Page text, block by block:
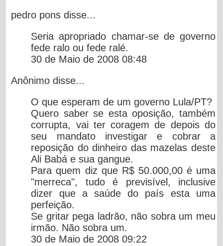
pedro pons disse...
Seria apropriado chamar-se de governo
fede ralo ou fede ralé.
30 de Maio de 2008 08:48
Anônimo disse...
O que esperam de um governo Lula/PT?
Quero saber se esta oposição, também
corrupta, vai ter coragem de depois do
seu mandato investigar e cobrar a
reposição do dinheiro das mazelas deste
Ali Babá e sua gangue.
Para quem diz que R$ 50.000,00 é uma
"merreca", tudo é previsível, inclusive
dizer que a saúde do país esta uma
perfeição.
Se gritar pega ladrão, não sobra um meu
irmão. Não sobra um.
30 de Maio de 2008 09:22